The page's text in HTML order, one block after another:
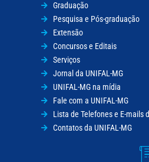
Graduação
Pesquisa e Pós-graduação
Extensão
Concursos e Editais
Serviços
Jornal da UNIFAL-MG
UNIFAL-MG na mídia
Fale com a UNIFAL-MG
Lista de Telefones e E-mails
Contatos da UNIFAL-MG